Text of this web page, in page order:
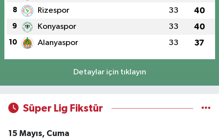
8 Rizespor 33 40
9 Konyaspor 33 40
10 Alanyaspor 33 37
Detaylar için tıklayın
Süper Lig Fikstür
15 Mayıs, Cuma